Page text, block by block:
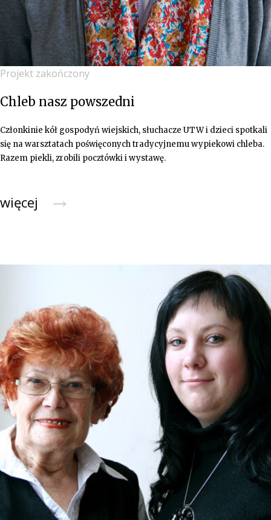
Projekt zakończony
Chleb nasz powszedni
Członkinie kół gospodyń wiejskich, słuchacze UTW i dzieci spotkali
się na warsztatach poświęconych tradycyjnemu wypiekowi chleba.
Razem piekli, zrobili pocztówki i wystawę.
więcej →